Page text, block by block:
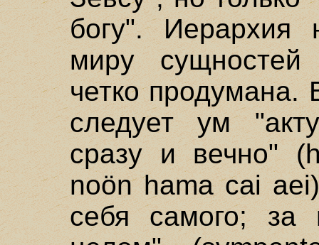
богу". Иерархия
миру
четко
следует ум
сразу и вечно"
noön hama cai
себя самого;